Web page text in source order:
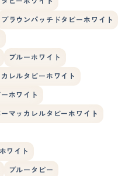
ブラウンパッチドタビーホワイト
ブルーホワイト
レルタビーホワイト
ホワイト
マッカレルタビーホワイト
ワイト
ブルータビー